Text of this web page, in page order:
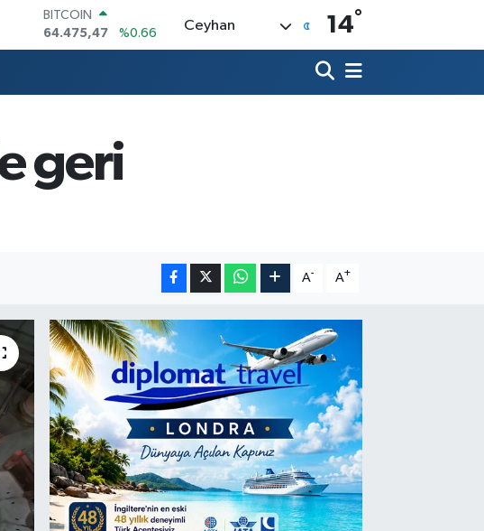
DOLAR
47,5971
%0.05
EURO
%0.54
BİST100
13.703
%0
Ceyhan 14°
geri
A- A+